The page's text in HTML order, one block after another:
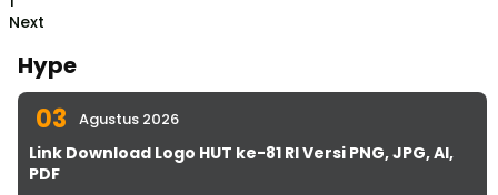
Next
Hype
03 Agustus 2026
Link Download Logo HUT ke-81 RI Versi PNG, JPG, AI,
PDF